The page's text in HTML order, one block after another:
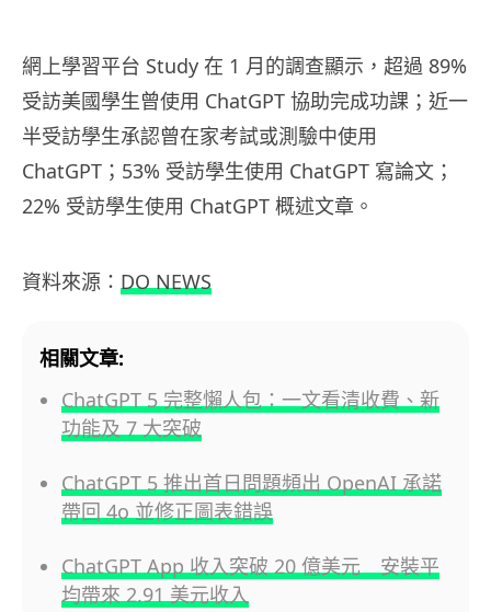
網上學習平台 Study 在 1 月的調查顯示，超過 89%
受訪美國學生曾使用 ChatGPT 協助完成功課；近一
半受訪學生承認曾在家考試或測驗中使用
ChatGPT；53% 受訪學生使用 ChatGPT 寫論文；
22% 受訪學生使用 ChatGPT 概述文章。
資料來源： DO NEWS
相關文章:
ChatGPT 5 完整懶人包：一文看清收費、新
功能及 7 大突破
ChatGPT 5 推出首日問題頻出 OpenAI 承諾
帶回 4o 並修正圖表錯誤
ChatGPT App 收入突破 20 億美元 安裝平
均帶來 2.91 美元收入